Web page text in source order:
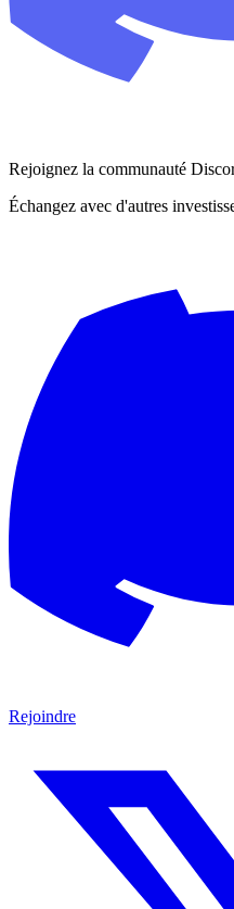
Rejoignez la communauté
Échangez avec d'autres
Rejoindre